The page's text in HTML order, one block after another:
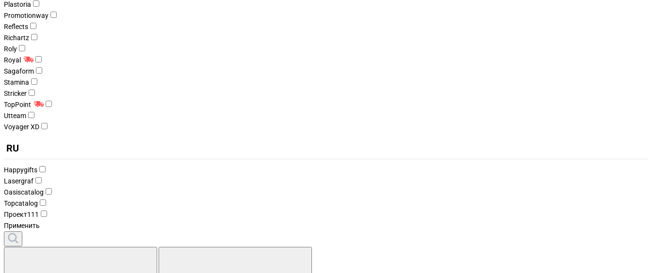
Plastoria
Promotionway
Reflects
Richartz
Roly
Royal
Sagaform
Stamina
Stricker
TopPoint
Utteam
Voyager XD
RU
Happygifts
Lasergraf
Oasiscatalog
Topcatalog
Проект111
Применить